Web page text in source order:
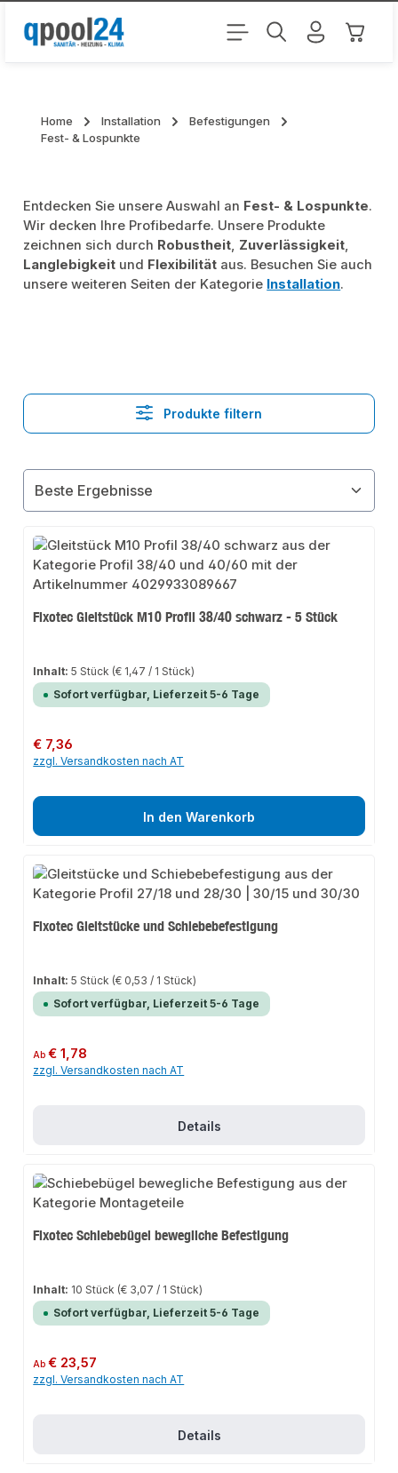
Zum Hauptinhalt springen
Home Installation
Befestigungen
Fest- & Lospunkte
Entdecken Sie unsere Auswahl an Fest- & Lospunkte.
Wir decken Ihre Profibedarfe. Unsere Produkte
zeichnen sich durch Robustheit, Zuverlässigkeit,
Langlebigkeit und Flexibilität aus. Besuchen Sie auch
unsere weiteren Seiten der Kategorie Installation.
Produkte filtern
Fixotec Gleitstück M10 Profil 38/40 schwarz - 5 Stück
Inhalt:5 Stück (€ 1,47 / 1 Stück)
Sofort verfügbar, Lieferzeit 5-6 Tage
Regulärer Preis:
€ 7,36
zzgl. Versandkosten nach AT
In den Warenkorb
Fixotec Gleitstücke und Schiebebefestigung
Inhalt:5 Stück (€ 0,53 / 1 Stück)
Sofort verfügbar, Lieferzeit 5-6 Tage
Regulärer Preis:
Ab€ 1,78
zzgl. Versandkosten nach AT
Details
Fixotec Schiebebügel bewegliche Befestigung
Inhalt: 10 Stück (€ 3,07 / 1 Stück)
Sofort verfügbar, Lieferzeit 5-6 Tage
Regulärer Preis:
Ab€ 23,57
zzgl. Versandkosten nach AT
Details